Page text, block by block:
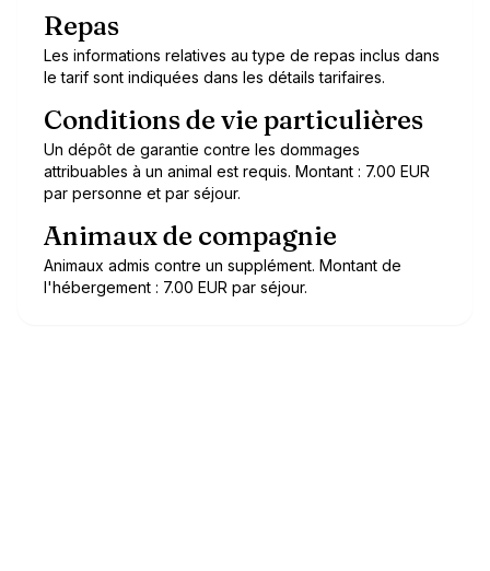
Repas
Les informations relatives au type de repas inclus dans
le tarif sont indiquées dans les détails tarifaires.
Conditions de vie particulières
Un dépôt de garantie contre les dommages
attribuables à un animal est requis. Montant : 7.00 EUR
par personne et par séjour.
Animaux de compagnie
Animaux admis contre un supplément. Montant de
l'hébergement : 7.00 EUR par séjour.